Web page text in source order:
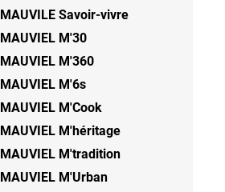
MAUVILE Savoir-vivre
MAUVIEL M'30
MAUVIEL M'360
MAUVIEL M'6s
MAUVIEL M'Cook
MAUVIEL M'héritage
MAUVIEL M'tradition
MAUVIEL M'Urban